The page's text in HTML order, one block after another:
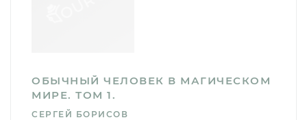
ОБЫЧНЫЙ ЧЕЛОВЕК В МАГИЧЕСКОМ
МИРЕ. ТОМ 1.
СЕРГЕЙ БОРИСОВ